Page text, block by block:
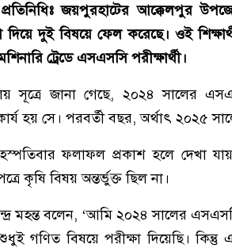
জয়পুরহাটের আক্কেলপুর
দিয়ে দুই বিষয়ে ফেল করেছে। ওই
ট্রেডে এসএসসি পরীক্ষার্থী।
সূত্রে জানা গেছে, ২০২৪ সালের
হয় সে। পরবর্তী বছর, অর্থাৎ ২০২৫
ফলাফল প্রকাশ হলে দেখা
কৃষি বিষয় অন্তর্ভুক্ত ছিল না।
মহন্ত বলেন, ‘আমি ২০২৪ সালের
গণিত বিষয়ে পরীক্ষা দিয়েছি।